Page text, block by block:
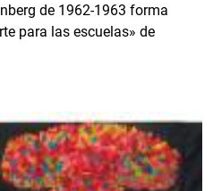
de 1962-1963 forma
para las escuelas» de